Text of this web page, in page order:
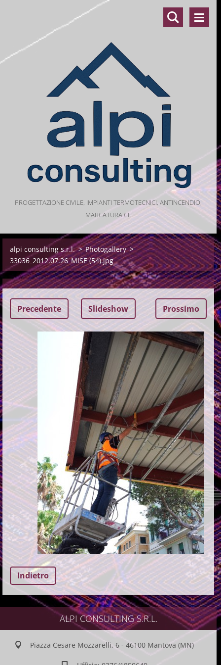
PROGETTAZIONE CIVILE, IMPIANTI TERMOTECNICI, ANTINCENDIO,
MARCATURA CE
alpi consulting s.r.l. > Photogallery >
33036_2012.07.26_MISE (54).jpg
Precedente Slideshow Prossimo
Indietro
ALPI CONSULTING S.R.L.
Piazza Cesare Mozzarelli, 6 - 46100 Mantova (MN)